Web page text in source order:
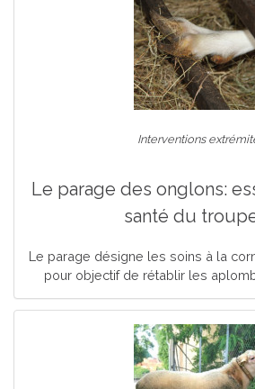
Interventions
Le parage des onglons:
santé du
Le parage désigne les soins à la
pour objectif de rétablir les